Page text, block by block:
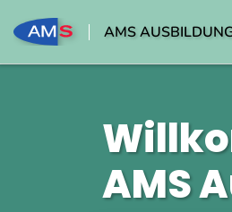
AMS
AMS